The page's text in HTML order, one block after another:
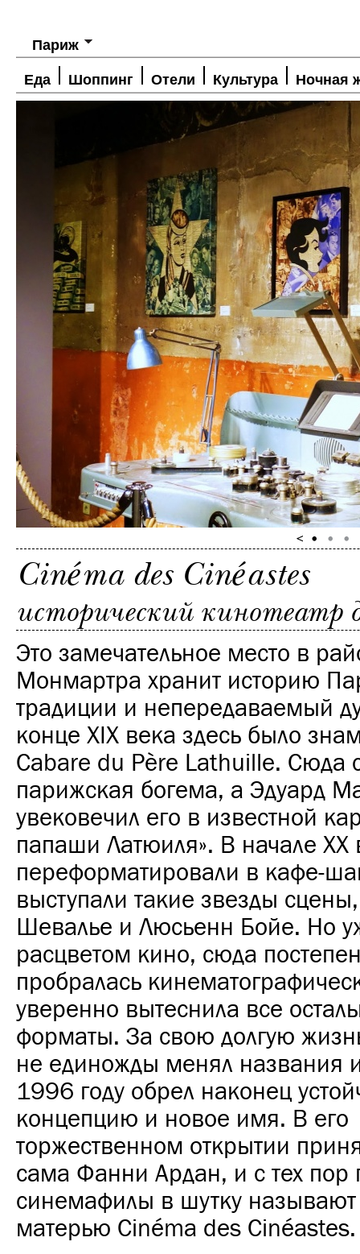
Париж
Еда Шоппинг Отели Культура Ночная
Cinéma des Cinéastes
исторический кинотеатр
Это замечательное место в
Монмартра хранит историю
традиции и непередаваемый
конце XIX века здесь было
Cabare du Père Lathuille. Сюда
парижская богема, а Эдуард
увековечил его в известной
папаши Латюиля». В начале ХХ
переформатировали в кафе-
выступали такие звезды
Шевалье и Люсьенн Бойе. Но
расцветом кино, сюда
пробралась
уверенно вытеснила все
форматы. За свою долгую
не единожды менял названия
1996 году обрел наконец
концепцию и новое имя. В его
торжественном открытии
сама Фанни Ардан, и с тех пор
синемафилы в шутку называют
матерью Cinéma des Cinéastes.